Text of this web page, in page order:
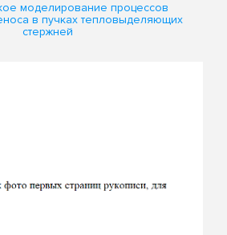
моделирование процессов
в пучках тепловыделяющих
стержней